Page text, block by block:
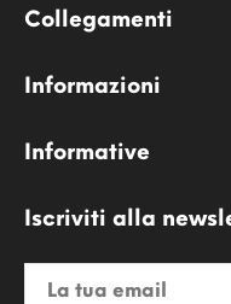
Collegamenti
Informazioni
Informative
Iscriviti alla